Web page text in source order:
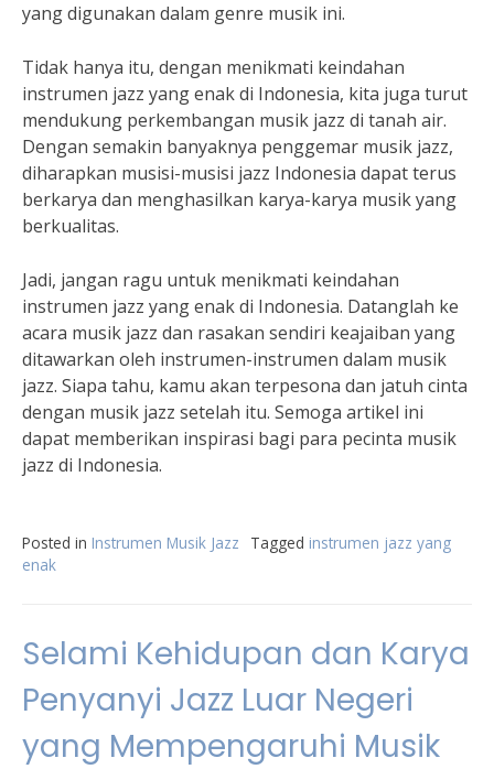
yang digunakan dalam genre musik ini.
Tidak hanya itu, dengan menikmati keindahan
instrumen jazz yang enak di Indonesia, kita juga turut
mendukung perkembangan musik jazz di tanah air.
Dengan semakin banyaknya penggemar musik jazz,
diharapkan musisi-musisi jazz Indonesia dapat terus
berkarya dan menghasilkan karya-karya musik yang
berkualitas.
Jadi, jangan ragu untuk menikmati keindahan
instrumen jazz yang enak di Indonesia. Datanglah ke
acara musik jazz dan rasakan sendiri keajaiban yang
ditawarkan oleh instrumen-instrumen dalam musik
jazz. Siapa tahu, kamu akan terpesona dan jatuh cinta
dengan musik jazz setelah itu. Semoga artikel ini
dapat memberikan inspirasi bagi para pecinta musik
jazz di Indonesia.
Posted in Instrumen Musik Jazz Tagged instrumen jazz yang
enak
Selami Kehidupan dan Karya
Penyanyi Jazz Luar Negeri
yang Mempengaruhi Musik